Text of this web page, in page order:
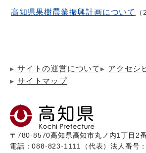
高知県果樹農業振興計画について
サイトの運営について
アクセシ
サイトマップ
〒780-8570高知県高知市丸ノ内1丁目2
電話：088-823-1111（代表）法人番号